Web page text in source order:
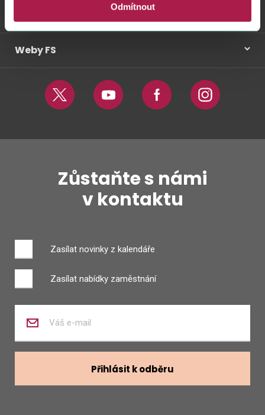
Odmítnout
Weby FS
Twitter Youtube Facebook Instagram
Zůstaňte s námi
v kontaktu
Zasílat novinky z kalendáře
Zasílat nabídky zaměstnání
váš
mail
Přihlásit k odběru